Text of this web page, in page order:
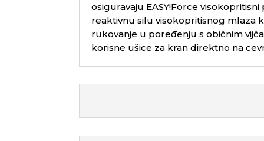
osiguravaju EASY!Force visokopritisni
reaktivnu silu visokopritisnog mlaza
rukovanje u poređenju s običnim
korisne ušice za kran direktno na